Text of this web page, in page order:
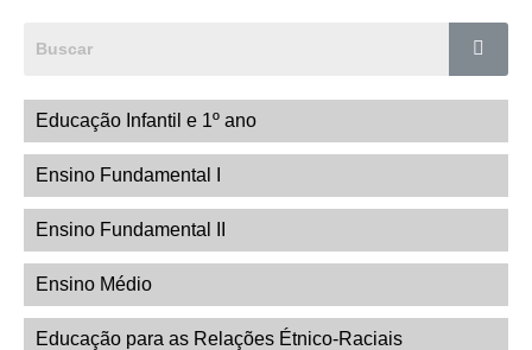
Educação Infantil e 1º ano
Ensino Fundamental I
Ensino Fundamental II
Ensino Médio
Educação para as Relações Étnico-Raciais